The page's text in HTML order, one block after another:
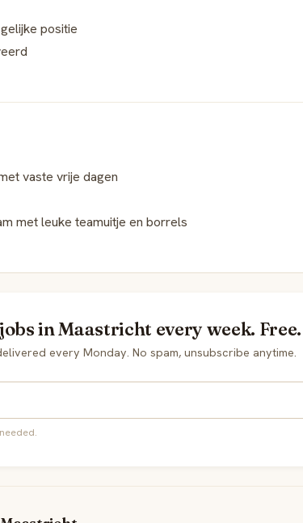
positie
vaste vrije dagen
met leuke teamuitje en borrels
in Maastricht every week. Free.
every Monday. No spam, unsubscribe anytime.